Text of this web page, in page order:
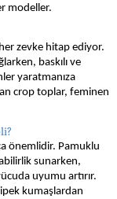
modeller.
zevke hitap ediyor.
baskılı ve
yaratmanıza
crop toplar, feminen
önemlidir. Pamuklu
sunarken,
uyumu artırır.
kumaşlardan